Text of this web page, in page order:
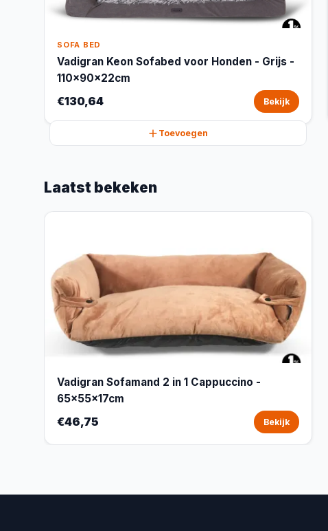
SOFA BED
Vadigran Keon Sofabed voor Honden - Grijs -
110x90x22cm
€130,64 Bekijk
Toevoegen
Laatst bekeken
Vadigran Sofamand 2 in 1 Cappuccino -
65x55x17cm
€46,75 Bekijk